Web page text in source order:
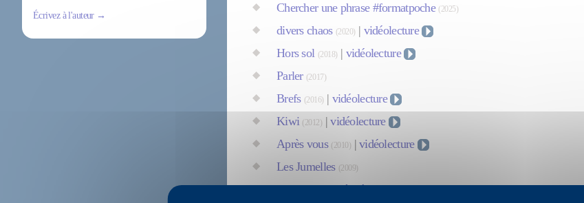
Écrivez à l'auteur →
Chercher une phrase #formatpoche (2025)
divers chaos (2020) | vidéolecture
Hors sol (2018) | vidéolecture
Parler (2017)
Brefs (2016) | vidéolecture
Kiwi (2012) |vidéolecture
Après vous (2010) |vidéolecture
Les Jumelles (2009)
Ça commence à Séoul